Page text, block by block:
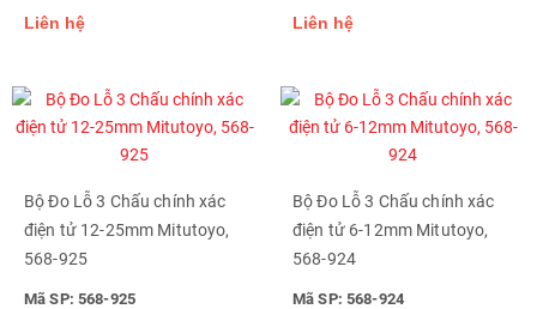
Liên hệ Liên hệ
Bộ Đo Lỗ 3 Chấu chính xác
điện tử 12-25mm Mitutoyo,
568-925
Mã SP: 568-925
Bộ Đo Lỗ 3 Chấu chính xác
điện tử 6-12mm Mitutoyo,
568-924
Mã SP: 568-924